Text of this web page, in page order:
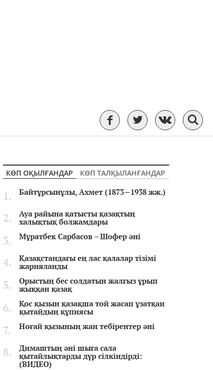
КӨП ОҚЫЛҒАНДАР
КӨП ТАЛҚЫЛАНҒАНДАР
Байтұрсынұлы, Ахмет (1873—1938 жж.)
Ауа райына қатысты қазақтың
халықтық болжамдары
Мұратбек Сарбасов – Шофер әні
Қазақстандағы ең лас қалалар тізімі
жарияланды
Орыстың бес солдатын жалғыз ұрып
жыққан қазақ
Қос қызын қазақша той жасап ұзатқан
қытайдың құпиясы
Ноғай қызының жан тебірентер әні
Димаштың әні шыға сала
қытайлықтарды дүр сілкіндірді:
(ВИДЕО)